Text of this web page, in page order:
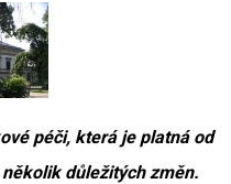
péči, která je platná od
důležitých změn.